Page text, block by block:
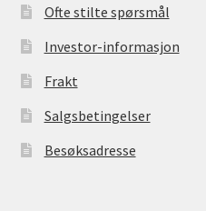
Ofte stilte spørsmål
Investor-informasjon
Frakt
Salgsbetingelser
Besøksadresse